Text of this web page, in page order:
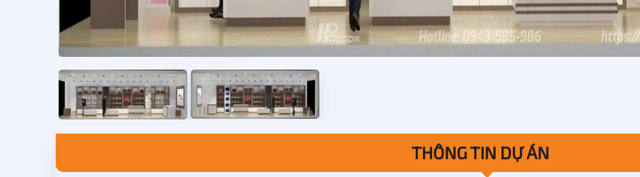
THÔNG TIN DỰ ÁN